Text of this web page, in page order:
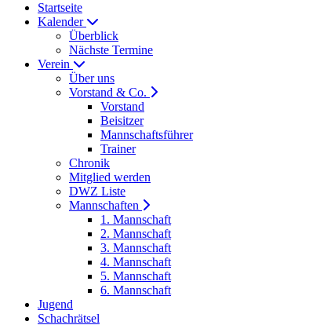
Startseite
Kalender
Überblick
Nächste Termine
Verein
Über uns
Vorstand & Co.
Vorstand
Beisitzer
Mannschaftsführer
Trainer
Chronik
Mitglied werden
DWZ Liste
Mannschaften
1. Mannschaft
2. Mannschaft
3. Mannschaft
4. Mannschaft
5. Mannschaft
6. Mannschaft
Jugend
Schachrätsel